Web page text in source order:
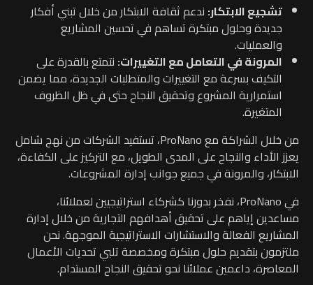
تشجيع الابتكار: ندعم ثقافة الابتكار من خلال تبني أفكار
جديدة وحلول مبتكرة تساهم في تحسين المشاريع
والعمليات.
المرونة في التعامل مع التغييرات: نتمتع بالقدرة على
التكيف بسرعة مع التغييرات والمتطلبات الجديدة، مما يضمن
استمرارية المشروع وتحقيق النجاح حتى في ظل الظروف
المتغيرة.
من خلال الشراكة مع ProNano، تستفيد الشركات من نهج شامل
يعزز الأداء والنجاح على المدى الطويل، مع التركيز على الكفاءة،
الابتكار، والمرونة في جميع جوانب إدارة المشروعات.
في ProNano، نفخر بدورنا كشركاء استراتيجيين لعملائنا،
مساعدين إياهم على تحقيق أهدافهم التجارية من خلال إدارة
المشاريع الفعالة والاستشارات الاستراتيجية الموجهة. نحن
ملتزمون بتقديم حلول مبتكرة ومخصصة تلبي تحديات الأعمال
المعاصرة، داعمين عملائنا نحو تحقيق النجاح المستدام.